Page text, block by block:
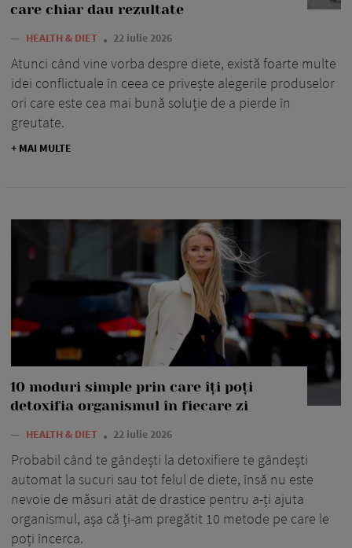
care chiar dau rezultate
— HEALTH & DIET 22 iulie 2026
Atunci când vine vorba despre diete, există foarte multe
idei conflictuale în ceea ce privește alegerile produselor
ori care este cea mai bună soluție de a pierde în
greutate.
+ MAI MULTE
10 moduri simple prin care îți poți
detoxifia organismul în fiecare zi
— HEALTH & DIET 22 iulie 2026
Probabil când te gândești la detoxifiere te gândești
automat la sucuri sau tot felul de diete, însă nu este
nevoie de măsuri atât de drastice pentru a-ți ajuta
organismul, așa că ți-am pregătit 10 metode pe care le
poți încerca.